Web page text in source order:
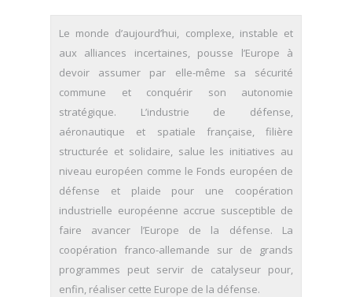
Le monde d’aujourd’hui, complexe, instable et
aux alliances incertaines, pousse l’Europe à
devoir assumer par elle-même sa sécurité
commune et conquérir son autonomie
stratégique. L’industrie de défense,
aéronautique et spatiale française, filière
structurée et solidaire, salue les initiatives au
niveau européen comme le Fonds européen de
défense et plaide pour une coopération
industrielle européenne accrue susceptible de
faire avancer l’Europe de la défense. La
coopération franco-allemande sur de grands
programmes peut servir de catalyseur pour,
enfin, réaliser cette Europe de la défense.